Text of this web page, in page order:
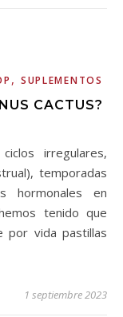
, SUPLEMENTOS
CACTUS?
temporadas
hormonales en
tenido que
por vida pastillas
1 septiembre 2023